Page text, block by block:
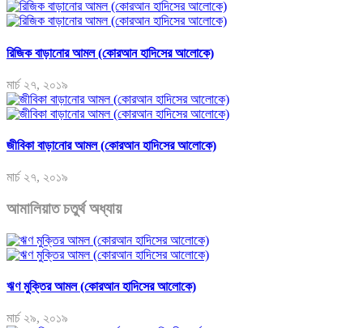
রিজিক বাড়ানোর আমল (কোরআন হাদিসের আলোকে)
মার্চ ২৭, ২০১৯
জীবিকা বাড়ানোর আমল (কোরআন হাদিসের আলোকে)
মার্চ ২৭, ২০১৯
আমালিয়াত চতুর্থ অধ্যায়
ঋণ মুক্তির আমল (কোরআন হাদিসের আলোকে)
মার্চ ২৯, ২০১৯